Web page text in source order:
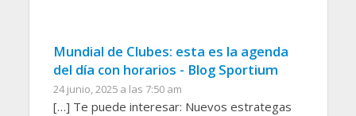
Mundial de Clubes: esta es la agenda
del día con horarios - Blog Sportium
24 junio, 2025 a las 7:50 am
[…] Te puede interesar: Nuevos estrategas